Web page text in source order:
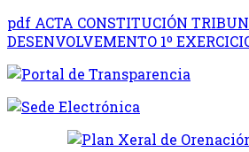
pdf ACTA CONSTITUCIÓN
DESENVOLVEMENTO 1º